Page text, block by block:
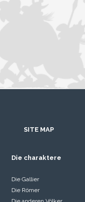
SITE MAP
Die charaktere
Die Gallier
Die Römer